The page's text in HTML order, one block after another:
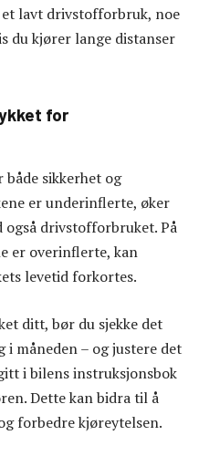
lavt drivstofforbruk, noe
du kjører lange distanser
for
sikkerhet og
er underinflerte, øker
drivstofforbruket. På
er overinflerte, kan
levetid forkortes.
ditt, bør du sjekke det
i måneden – og justere det
i bilens instruksjonsbok
Dette kan bidra til å
forbedre kjøreytelsen.